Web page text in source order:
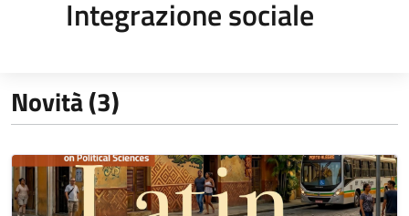
Integrazione sociale
Novità (3)